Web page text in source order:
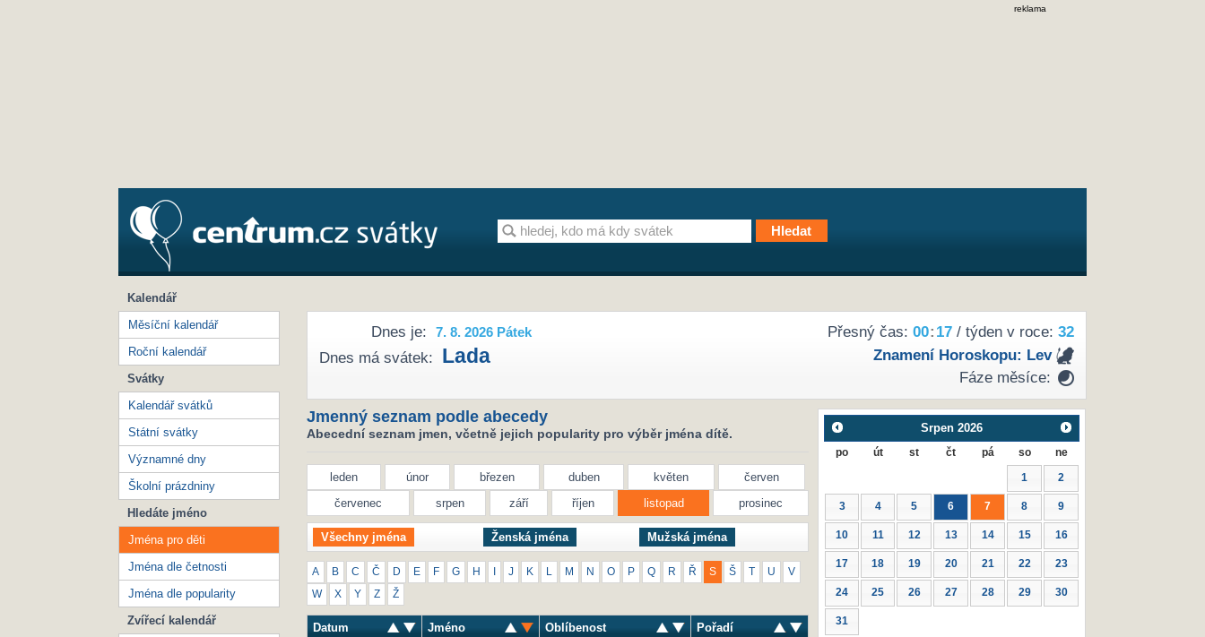
reklama
Přesný čas: 00: 17/ týden v roce: 32
Znamení Horoskopu: Lev
Fáze měsíce:
Dnes je: 7. 8. 2026 Pátek
Dnes má svátek: Lada
Jmenný seznam podle abecedy
Abecední seznam jmen, včetně jejich popularity pro výběr jména dítě.
leden únor březen duben květen
červen
červenec
srpen září říjen listopad prosinec
Všechny jména Ženská jména Mužská jména
A B C Č D E F G H J K M N O P Q R Ř S Š U V
W X Y Z Ž
Datum Jméno Oblíbenost
Pořadí
Srpen 2026
po út st čt pá so ne
1 2
3 4 5 6 7 8 9
10 11 12 13 14 15 16
17 18 19 20 21 22 23
24 25 26 27 28 29 30
31
Kalendář
Měsíční kalendář
Roční kalendář
Svátky
Kalendář svátků
Státní svátky
Významné dny
Školní prázdniny
Hledáte jméno
Jména pro děti
Jména dle četnosti
Jména dle popularity
Zvířecí kalendář